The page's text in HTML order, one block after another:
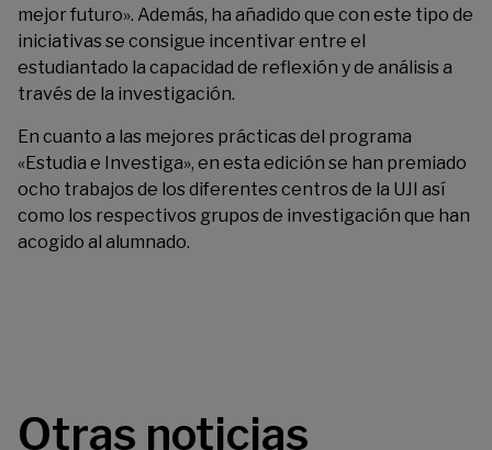
mejor futuro». Además, ha añadido que con este tipo de
iniciativas se consigue incentivar entre el
estudiantado la capacidad de reflexión y de análisis a
través de la investigación.
En cuanto a las mejores prácticas del programa
«Estudia e Investiga», en esta edición se han premiado
ocho trabajos de los diferentes centros de la UJI así
como los respectivos grupos de investigación que han
acogido al alumnado.
Otras noticias